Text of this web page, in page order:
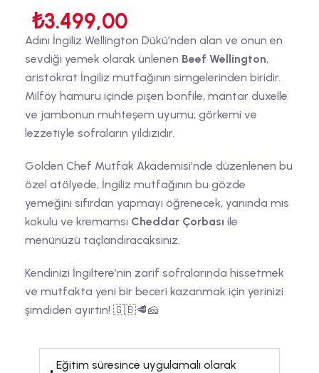
₺3.499,00
Adını İngiliz Wellington Dükü’nden alan ve onun en
sevdiği yemek olarak ünlenen Beef Wellington,
aristokrat İngiliz mutfağının simgelerinden biridir.
Milföy hamuru içinde pişen bonfile, mantar duxelle
ve jambonun muhteşem uyumu; görkemi ve
lezzetiyle sofraların yıldızıdır.
Golden Chef Mutfak Akademisi’nde düzenlenen bu
özel atölyede, İngiliz mutfağının bu gözde
yemeğini sıfırdan yapmayı öğrenecek, yanında mis
kokulu ve kremamsı Cheddar Çorbası ile
menünüzü taçlandıracaksınız.
Kendinizi İngiltere’nin zarif sofralarında hissetmek
ve mutfakta yeni bir beceri kazanmak için yerinizi
şimdiden ayırtın! 🇬🇧🥩🧀
Eğitim süresince uygulamalı olarak